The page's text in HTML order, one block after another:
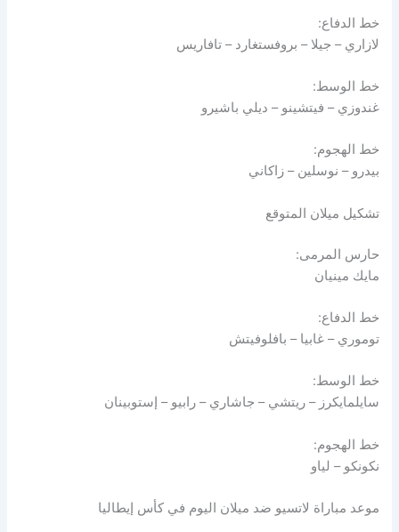
خط الدفاع:
لازاري – جيلا – بروفستغارد – تافاريس
خط الوسط:
غندوزي – فيتشينو – ديلي باشيرو
خط الهجوم:
بيدرو – نوسلين – زاكاني
تشكيل ميلان المتوقع
حارس المرمى:
مايك مينيان
خط الدفاع:
توموري – غابيا – بافلوفيتش
خط الوسط:
سايلمايكرز – ريتشي – جاشاري – رابيو – إستوبينان
خط الهجوم:
نكونكو – لياو
موعد مباراة لاتسيو ضد ميلان اليوم في كأس إيطاليا